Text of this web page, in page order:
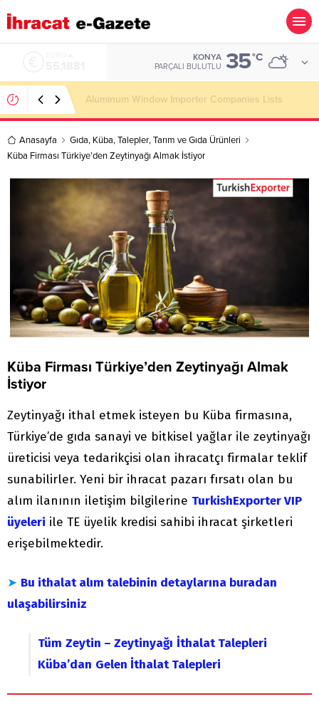
KONYA
PARÇALI BULUTLU 35°C
Wooden Pallet Importer Companies Lists
Anasayfa Gıda, Küba,Talepler,Tarım ve Gıda Ürünleri
Küba Firması Türkiye’den Zeytinyağı Almak İstiyor
Küba Firması Türkiye’den Zeytinyağı Almak
İstiyor
Zeytinyağı ithal etmek isteyen bu Küba firmasına,
Türkiye’de gıda sanayi ve bitkisel yağlar ile zeytinyağı
üreticisi veya tedarikçisi olan ihracatçı firmalar teklif
sunabilirler. Yeni bir ihracat pazarı fırsatı olan bu
alım ilanının iletişim bilgilerine TurkishExporter VIP
üyeleri ile TE üyelik kredisi sahibi ihracat şirketleri
erişebilmektedir.
➤ Bu ithalat alım talebinin detaylarına buradan
ulaşabilirsiniz
Tüm Zeytin – Zeytinyağı İthalat Talepleri
Küba’dan Gelen İthalat Talepleri